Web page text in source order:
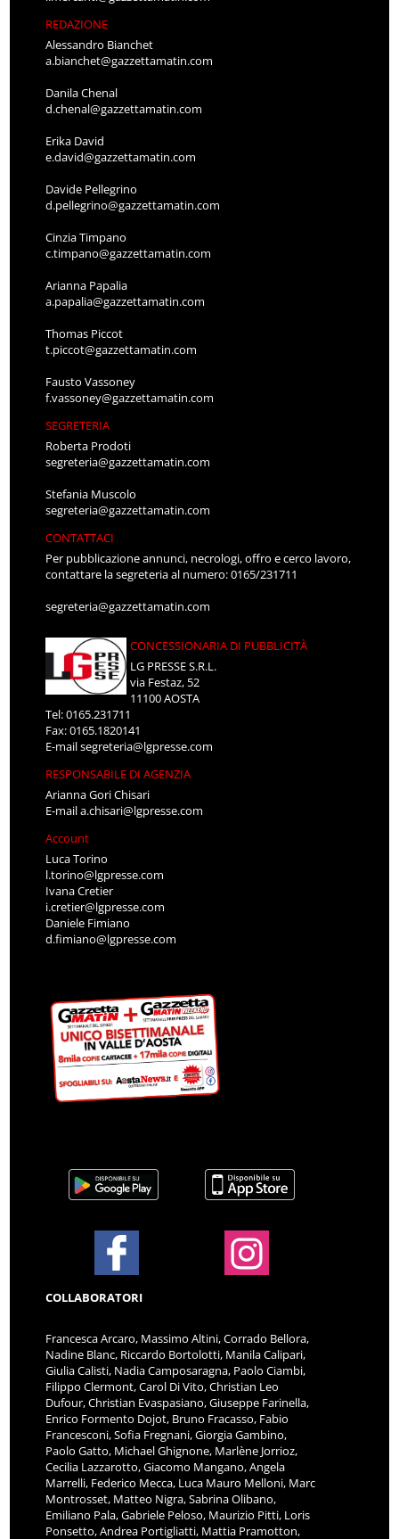
REDAZIONE
Alessandro Bianchet
a.bianchet@gazzettamatin.com
Danila Chenal
d.chenal@gazzettamatin.com
Erika David
e.david@gazzettamatin.com
Davide Pellegrino
d.pellegrino@gazzettamatin.com
Cinzia Timpano
c.timpano@gazzettamatin.com
Arianna Papalia
a.papalia@gazzettamatin.com
Thomas Piccot
t.piccot@gazzettamatin.com
Fausto Vassoney
f.vassoney@gazzettamatin.com
SEGRETERIA
Roberta Prodoti
segreteria@gazzettamatin.com
Stefania Muscolo
segreteria@gazzettamatin.com
CONTATTACI
Per pubblicazione annunci, necrologi, offro e cerco lavoro,
contattare la segreteria al numero: 0165/231711
segreteria@gazzettamatin.com
CONCESSIONARIA DI PUBBLICITÀ
LG PRESSE S.R.L.
via Festaz, 52
11100 AOSTA
Tel: 0165.231711
Fax: 0165.1820141
E-mailsegreteria@lgpresse.com
RESPONSABILE DI AGENZIA
Arianna Gori Chisari
E-maila.chisari@lgpresse.com
Account
Luca Torino
l.torino@lgpresse.com
Ivana Cretier
i.cretier@lgpresse.com
Daniele Fimiano
d.fimiano@lgpresse.com
COLLABORATORI
Francesca Arcaro, Massimo Altini, Corrado Bellora,
Nadine Blanc, Riccardo Bortolotti, Manila Calipari,
Giulia Calisti, Nadia Camposaragna, Paolo Ciambi,
Filippo Clermont, Carol Di Vito, Christian Leo
Dufour, Christian Evaspasiano, Giuseppe Farinella,
Enrico Formento Dojot, Bruno Fracasso, Fabio
Francesconi, Sofia Fregnani, Giorgia Gambino,
Paolo Gatto, Michael Ghignone, Marlène Jorrioz,
Cecilia Lazzarotto, Giacomo Mangano, Angela
Marrelli, Federico Mecca, Luca Mauro Melloni, Marc
Montrosset, Matteo Nigra, Sabrina Olibano,
Emiliano Pala, Gabriele Peloso, Maurizio Pitti, Loris
Ponsetto, Andrea Portigliatti, Mattia Pramotton,